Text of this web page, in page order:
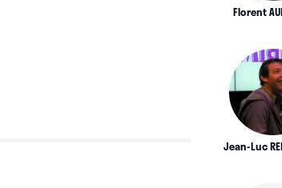
Florent
Jean-Luc